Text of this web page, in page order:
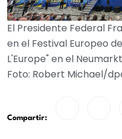
El Presidente Federal
en el Festival Europeo
L'Europe" en el
Foto: Robert Michael/
Compartir: